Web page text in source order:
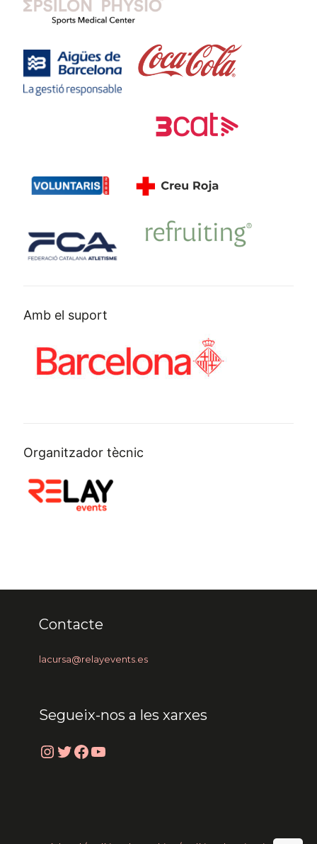
Amb el suport
Organitzador tècnic
Contacte
lacursa@relayevents.es
Segueix-nos a les xarxes
Instagram
Twitter
Facebook
YouTube